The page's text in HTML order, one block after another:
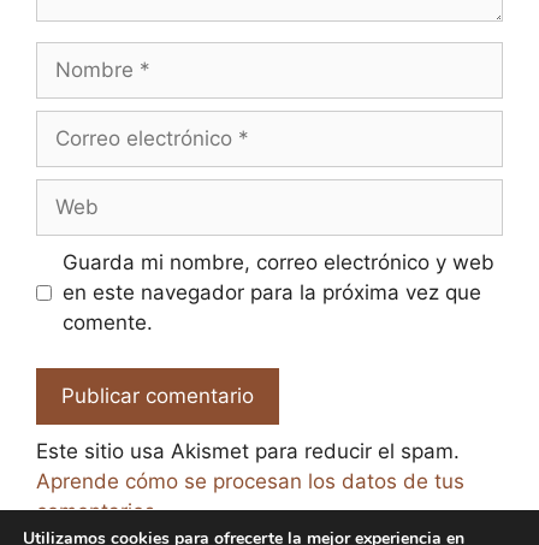
electrónico
Guarda mi nombre, correo electrónico y web
en este navegador para la próxima vez que
comente.
Este sitio usa Akismet para reducir el spam.
Aprende cómo se procesan los datos de tus
comentarios.
Utilizamos cookies para ofrecerte la mejor experiencia en